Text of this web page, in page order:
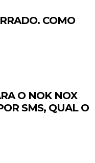
COMO
O NOK NOX
SMS, QUAL O